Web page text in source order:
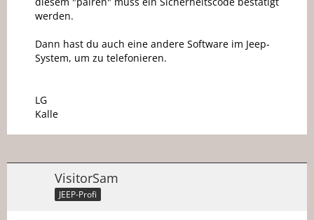
werden.
Dann hast du auch eine andere Software im Jeep-
System, um zu telefonieren.
LG
Kalle
VisitorSam
JEEP-Profi